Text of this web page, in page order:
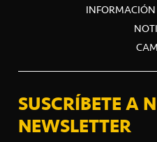
SUSCRÍBETE A
NEWSLETTER